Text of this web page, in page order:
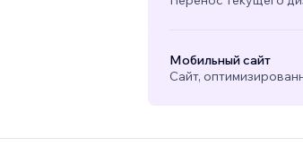
Мобильный сайт
Сайт,